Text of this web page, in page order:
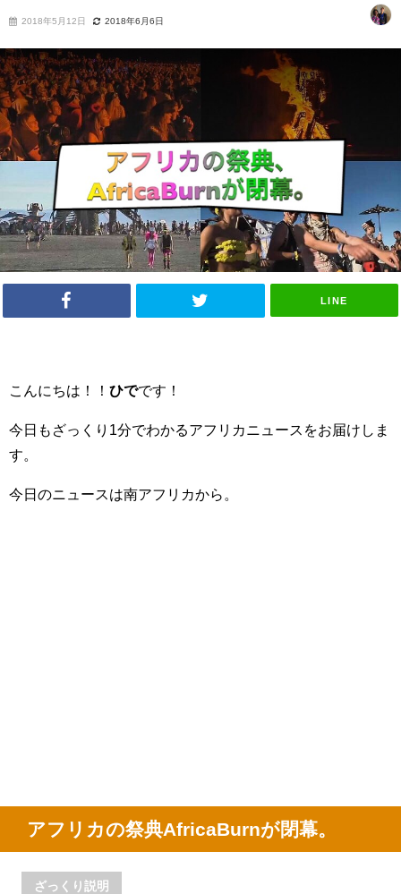
2018年5月12日 2018年6月6日
LINE
こんにちは！！ ひでです！
今日もざっくり1分でわかるアフリカニュースをお届けしま
す。
今日のニュースは南アフリカから。
アフリカの祭典AfricaBurnが閉幕。
ざっくり説明